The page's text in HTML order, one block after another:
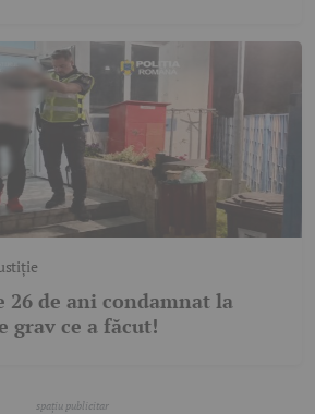
26 de ani condamnat la
grav ce a făcut!